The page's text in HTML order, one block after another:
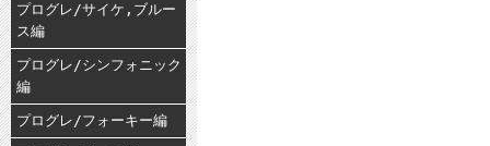
プログレ/サイケ,ブルー
ス編
プログレ/シンフォニック
編
プログレ/フォーキー編